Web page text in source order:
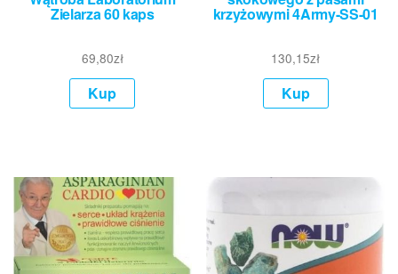
Zielarza 60 kaps
69,80zł
Kup
krzyżowymi 4Army-SS-01
130,15zł
Kup